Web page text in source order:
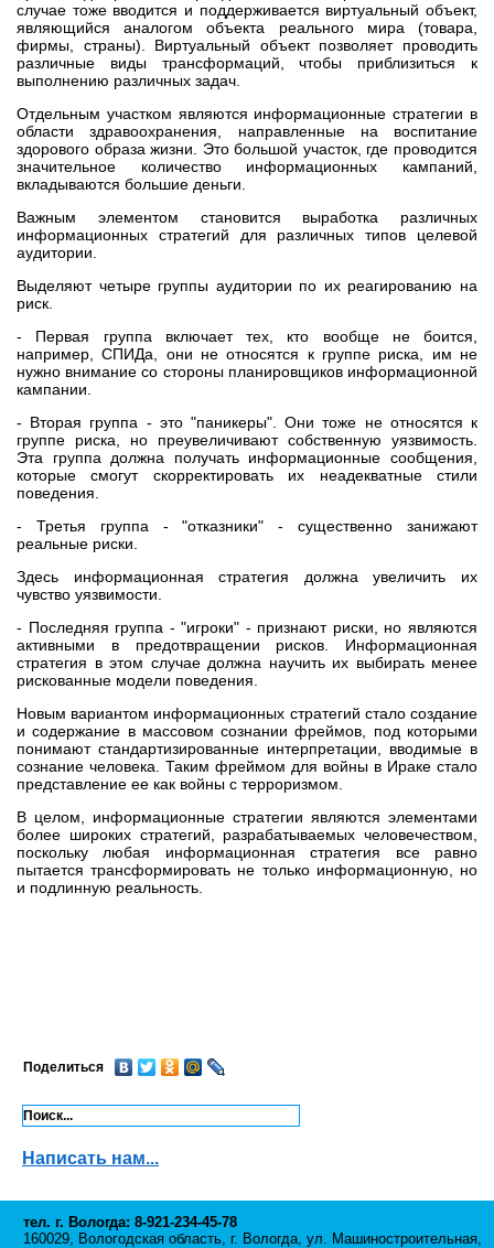
случае тоже вводится и поддерживается виртуальный объект,
являющийся аналогом объекта реального мира (товара,
фирмы, страны). Виртуальный объект позволяет проводить
различные виды трансформаций, чтобы приблизиться к
выполнению различных задач.
Отдельным участком являются информационные стратегии в
области здравоохранения, направленные на воспитание
здорового образа жизни. Это большой участок, где проводится
значительное количество информационных кампаний,
вкладываются большие деньги.
Важным элементом становится выработка различных
информационных стратегий для различных типов целевой
аудитории.
Выделяют четыре группы аудитории по их реагированию на
риск.
- Первая группа включает тех, кто вообще не боится,
например, СПИДа, они не относятся к группе риска, им не
нужно внимание со стороны планировщиков информационной
кампании.
- Вторая группа - это "паникеры". Они тоже не относятся к
группе риска, но преувеличивают собственную уязвимость.
Эта группа должна получать информационные сообщения,
которые смогут скорректировать их неадекватные стили
поведения.
- Третья группа - "отказники" - существенно занижают
реальные риски.
Здесь информационная стратегия должна увеличить их
чувство уязвимости.
- Последняя группа - "игроки" - признают риски, но являются
активными в предотвращении рисков. Информационная
стратегия в этом случае должна научить их выбирать менее
рискованные модели поведения.
Новым вариантом информационных стратегий стало создание
и содержание в массовом сознании фреймов, под которыми
понимают стандартизированные интерпретации, вводимые в
сознание человека. Таким фреймом для войны в Ираке стало
представление ее как войны с терроризмом.
В целом, информационные стратегии являются элементами
более широких стратегий, разрабатываемых человечеством,
поскольку любая информационная стратегия все равно
пытается трансформировать не только информационную, но
и подлинную реальность.
Поделиться
Написать нам...
тел. г. Вологда: 8-921-234-45-78
160029, Вологодская область, г. Вологда, ул. Машиностроительная,